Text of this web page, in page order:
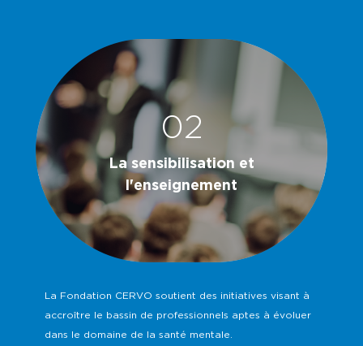
02
La sensibilisation et
l'enseignement
La Fondation CERVO soutient des initiatives visant à
accroître le bassin de professionnels aptes à évoluer
dans le domaine de la santé mentale.